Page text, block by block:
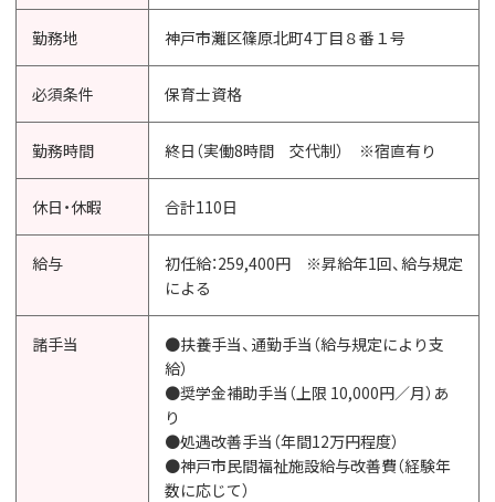
勤務地 神戸市灘区篠原北町4丁目８番１号
必須条件 保育士資格
勤務時間 終日（実働8時間 交代制） ※宿直有り
休日・休暇 合計110日
給与
初任給：259,400円 ※昇給年1回、給与規定
による
諸手当
●扶養手当、通勤手当（給与規定により支
給）
●奨学金補助手当（上限 10,000円／月）あ
り
●処遇改善手当（年間12万円程度）
●神戸市民間福祉施設給与改善費（経験年
数に応じて）